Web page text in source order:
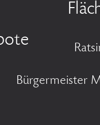
Bürgermeister